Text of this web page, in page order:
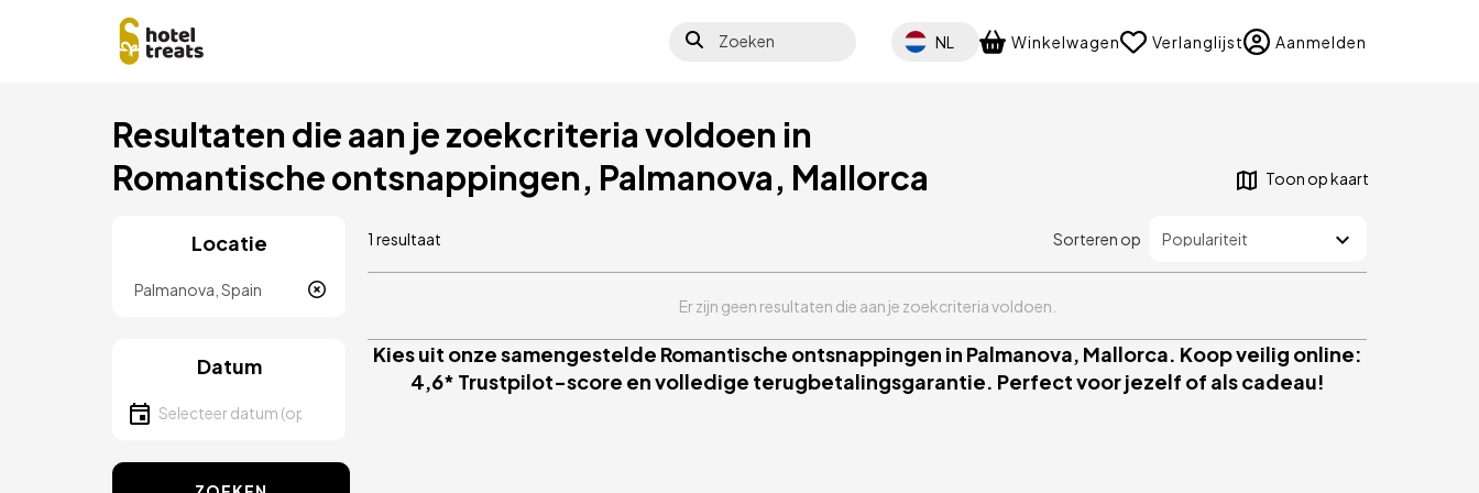
Zoeken Select your language
NL Winkelwagen Verlanglijst Aanmelden
Resultaten die aan je zoekcriteria voldoen in
Romantische ontsnappingen, Palmanova, Mallorca
Toon op kaart
Locatie
Datum
Selecteer een datum
Sorteren op
1 resultaat
Er zijn geen resultaten die aan je zoekcriteria voldoen.
Kies uit onze samengestelde Romantische ontsnappingen in Palmanova, Mallorca. Koop veilig online:
4,6* Trustpilot-score en volledige terugbetalingsgarantie. Perfect voor jezelf of als cadeau!